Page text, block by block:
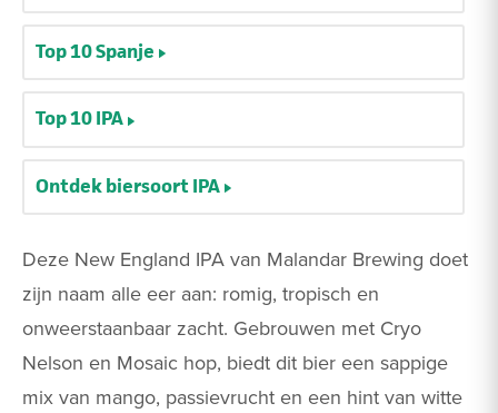
Deze New England IPA van Malandar Brewing doet
zijn naam alle eer aan: romig, tropisch en
onweerstaanbaar zacht. Gebrouwen met Cryo
Nelson en Mosaic hop, biedt dit bier een sappige
mix van mango, passievrucht en een hint van witte
Top 10 Spanje
Top 10 IPA
Ontdek biersoort IPA